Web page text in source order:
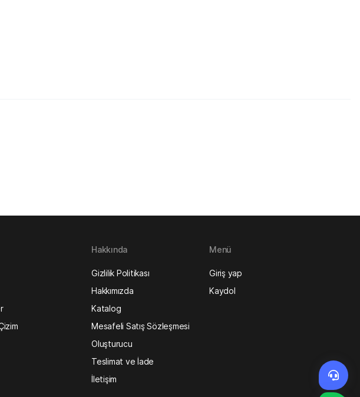
Hakkında
Gizlilik Politikası
Hakkımızda
Katalog
Mesafeli Satış Sözleşmesi
Oluşturucu
Teslimat ve İade
İletişim
Menü
Giriş yap
Kaydol